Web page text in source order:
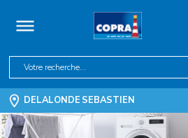
DELALONDE SEBASTIEN